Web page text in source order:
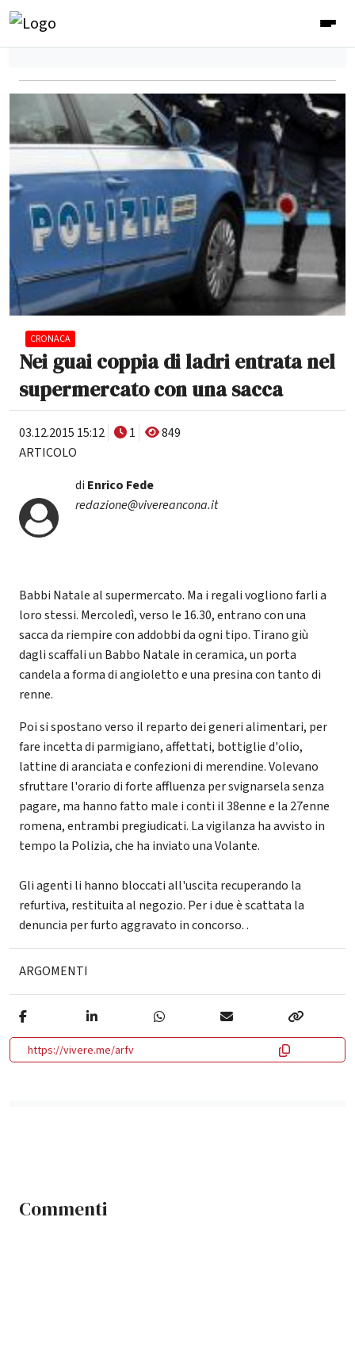
CRONACA
Nei guai coppia di ladri entrata nel
supermercato con una sacca
03.12.2015 15:12 1
849
ARTICOLO
di Enrico Fede
redazione@vivereancona.it
Babbi Natale al supermercato. Ma i regali vogliono farli a
loro stessi. Mercoledì, verso le 16.30, entrano con una
sacca da riempire con addobbi da ogni tipo. Tirano giù
dagli scaffali un Babbo Natale in ceramica, un porta
candela a forma di angioletto e una presina con tanto di
renne.
Poi si spostano verso il reparto dei generi alimentari, per
fare incetta di parmigiano, affettati, bottiglie d'olio,
lattine di aranciata e confezioni di merendine. Volevano
sfruttare l'orario di forte affluenza per svignarsela senza
pagare, ma hanno fatto male i conti il 38enne e la 27enne
romena, entrambi pregiudicati. La vigilanza ha avvisto in
tempo la Polizia, che ha inviato una Volante.
Gli agenti li hanno bloccati all'uscita recuperando la
refurtiva, restituita al negozio. Per i due è scattata la
denuncia per furto aggravato in concorso. .
ARGOMENTI
https://vivere.me/arfv
Commenti